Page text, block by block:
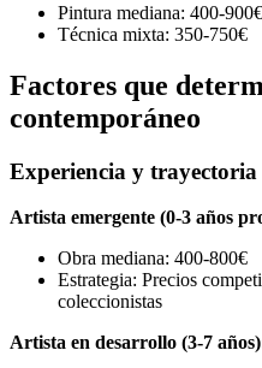
Pintura mediana: 400-900€
Técnica mixta: 350-750€
Factores que
contemporáneo
Experiencia y
Artista emergente (0-3 años
Obra mediana: 400-800€
Estrategia: Precios
coleccionistas
Artista en desarrollo (3-7